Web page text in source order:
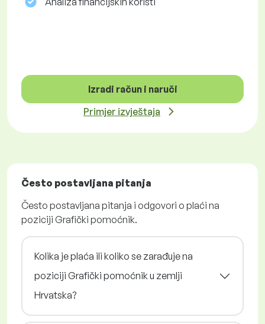
Izradi račun i naruči
Primjer izvještaja
Često postavljana pitanja
Često postavljana pitanja i odgovori o plaći na
poziciji Grafički pomoćnik.
Kolika je plaća ili koliko se zarađuje na
poziciji Grafički pomoćnik u zemlji
Hrvatska?